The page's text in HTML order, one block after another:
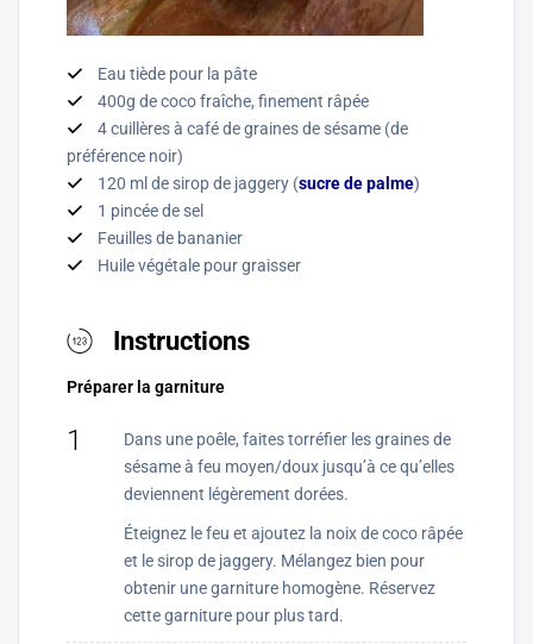
Eau tiède pour la pâte
400g de coco fraîche, finement râpée
4 cuillères à café de graines de sésame (de
préférence noir)
120 ml de sirop de jaggery (sucre de palme)
1 pincée de sel
Feuilles de bananier
Huile végétale pour graisser
Instructions
Préparer la garniture
1
Dans une poêle, faites torréfier les graines de
sésame à feu moyen/doux jusqu’à ce qu’elles
deviennent légèrement dorées.
Éteignez le feu et ajoutez la noix de coco râpée
et le sirop de jaggery. Mélangez bien pour
obtenir une garniture homogène. Réservez
cette garniture pour plus tard.